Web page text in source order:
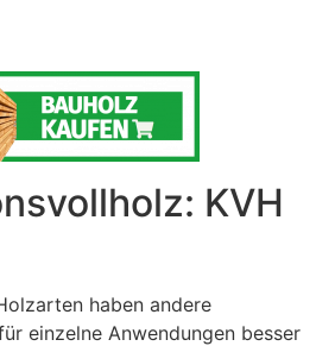
KVH
haben andere
einzelne Anwendungen besser